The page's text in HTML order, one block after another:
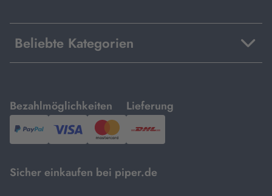
Beliebte Kategorien
Bezahlmöglichkeiten
mit
PayPal,Visa
und
Lieferung
mit
DHL.
Sicher einkaufen bei piper.de